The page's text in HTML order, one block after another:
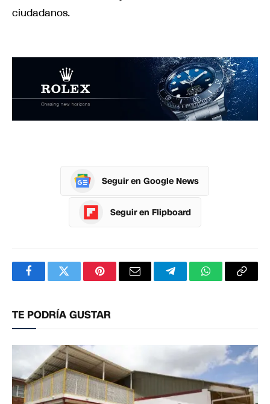
ciudadanos.
Seguir en Google News
Seguir en Flipboard
FacebookTwitterPinterestCorreoTelegramWhatsApp
TE PODRÍA GUSTAR